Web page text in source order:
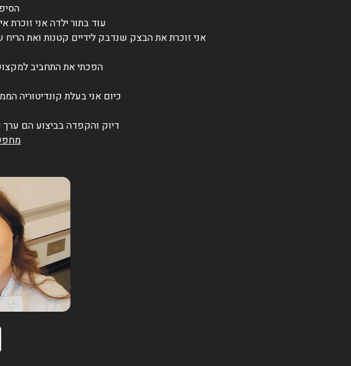
עוד בתור ילדה אני
אני זוכרת את הבצק שנדבק לידיים קטנות ואת
הפכתי את התחביב
כיום אני בעלת קונדיטוריה
דיוק והקפדה בביצוע הם ערך